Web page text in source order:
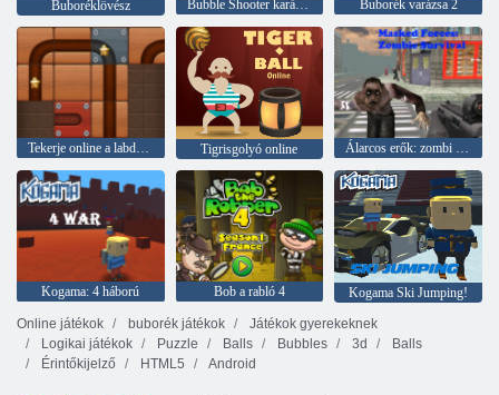
Buboréklövész Bubble Shooter karácsony Buborék varázsa 2
Tekerje online a labdát 2 Tigrisgolyó online Álarcos erők: zombi túlélés
Kogama: 4 háború Bob a rabló 4
Kogama Ski Jumping!
Online játékok
buborék játékok
Játékok gyerekeknek
Logikai játékok
Puzzle Balls Bubbles 3d
Balls
Érintőkijelző
HTML5 Android